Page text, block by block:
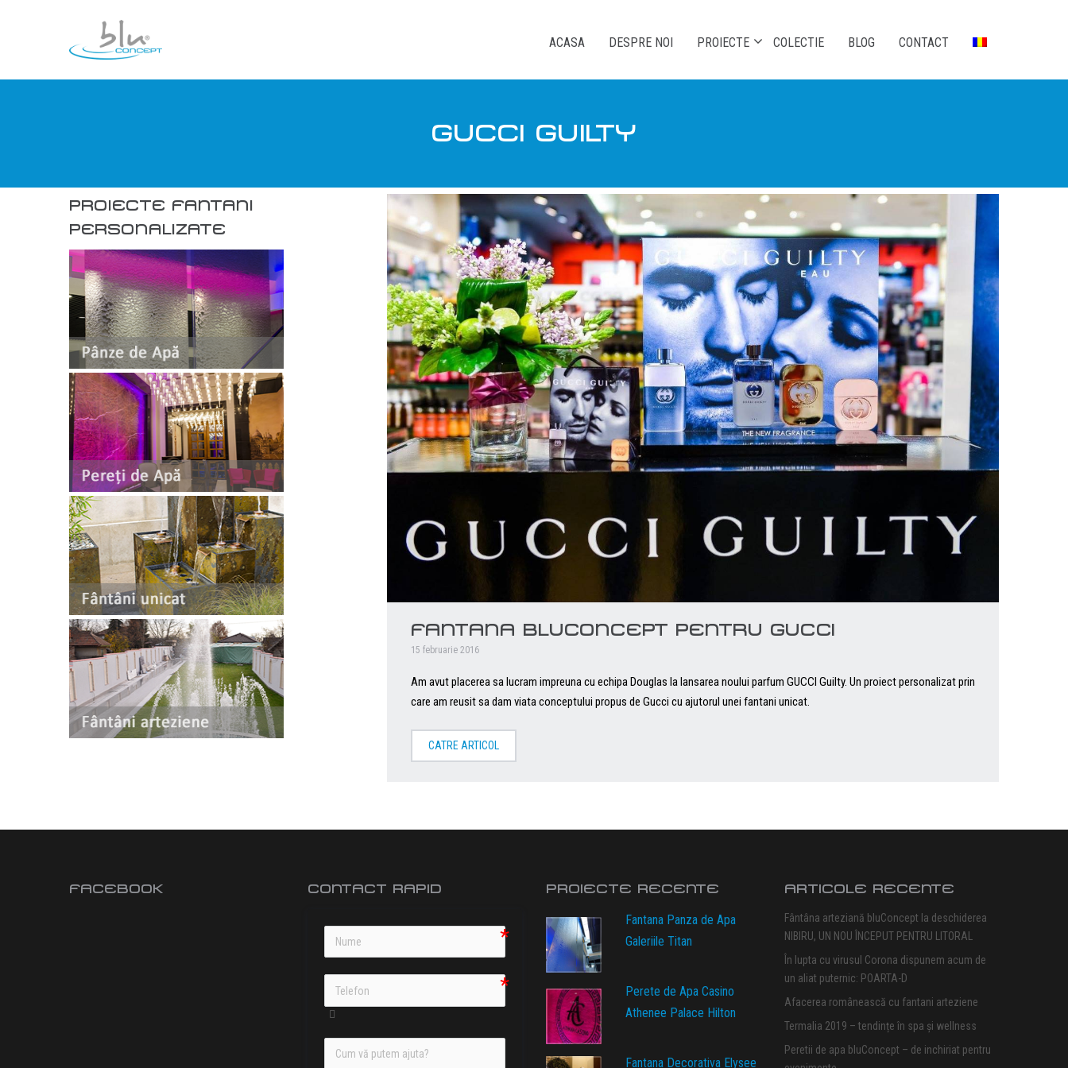
ACASA DESPRE NOI PROIECTE COLECTIE BLOG CONTACT
GUCCI GUILTY
FANTANA BLUCONCEPT PENTRU GUCCI
15 februarie 2016
Am avut placerea sa lucram impreuna cu echipa Douglas la lansarea noului parfum GUCCI Guilty. Un proiect personalizat prin
care am reusit sa dam viata conceptului propus de Gucci cu ajutorul unei fantani unicat.
CATRE ARTICOL
PROIECTE FANTANI
PERSONALIZATE
FACEBOOK CONTACT RAPID PROIECTE RECENTE
Fantana Panza de Apa
Galeriile Titan
Perete de Apa Casino
Athenee Palace Hilton
Fantana Decorativa Elysee
ARTICOLE RECENTE
Fântâna arteziană bluConcept la deschiderea
NIBIRU, UN NOU ÎNCEPUT PENTRU LITORAL
În lupta cu virusul Corona dispunem acum de
un aliat puternic: POARTA-D
Afacerea românească cu fantani arteziene
Termalia 2019 – tendințe în spa și wellness
Peretii de apa bluConcept – de inchiriat pentru